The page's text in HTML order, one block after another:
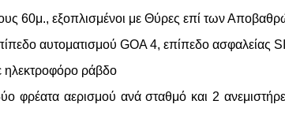
60μ., εξοπλισμένοι με Θύρες επί των
αυτοματισμού GOA 4, επίπεδο ασφαλείας
ηλεκτροφόρο ράβδο
φρέατα αερισμού ανά σταθμό και 2